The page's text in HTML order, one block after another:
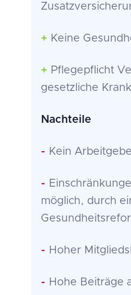
+ Keine
+ Pflegepflicht
gesetzliche
Nachteile
- Kein
-
möglich, durch
- Hoher
- Hohe Beiträge